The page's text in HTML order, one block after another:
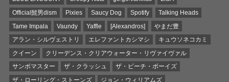
Official髭男dism
Pixies Saucy Dog Spotify
Talking Heads
Tame Impala
Vaundy Yaffle [Alexandros]
やまだ豊
アラン・シルヴェストリ
エレファントカシマシ
キュウソネコカミ
クイーン
クリーデンス・クリアウォーター・リヴァイヴァル
サンボマスター
ザ・クラッシュ
ザ・ビーチ・ボーイズ
ザ・ローリング・ストーンズ
ジョン・ウィリアムズ